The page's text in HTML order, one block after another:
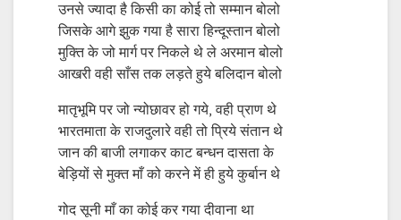
उनसे ज्यादा है किसी का कोई तो सम्मान बोलो
जिसके आगे झुक गया है सारा हिन्दूस्तान बोलो
मुक्ति के जो मार्ग पर निकले थे ले अरमान बोलो
आखरी वही साँस तक लड़ते हुये बलिदान बोलो
मातृभूमि पर जो न्योछावर हो गये, वही प्राण थे
भारतमाता के राजदुलारे वही तो प्रिये संतान थे
जान की बाजी लगाकर काट बन्धन दासता के
बेड़ियों से मुक्त माँ को करने में ही हुये कुर्बान थे
गोद सूनी माँ का कोई कर गया दीवाना था